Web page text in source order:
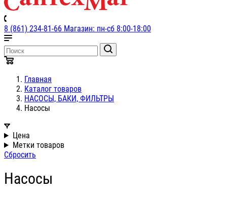
8 (861) 234-81-66 Магазин: пн-сб 8:00-18:00
Главная
Каталог товаров
НАСОСЫ, БАКИ, ФИЛЬТРЫ
Насосы
Цена
Метки товаров
Сбросить
Насосы